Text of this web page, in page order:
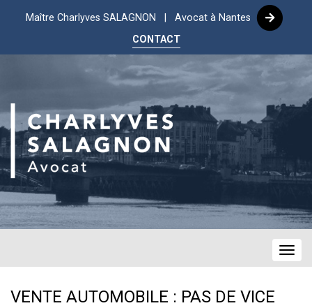
Maître Charlyves SALAGNON | Avocat à Nantes
CONTACT
VENTE AUTOMOBILE : PAS DE VICE